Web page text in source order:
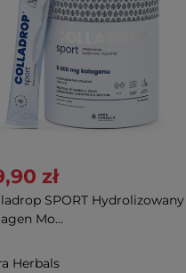
zł
SPORT Hydrolizowany
Mo...
Herbals